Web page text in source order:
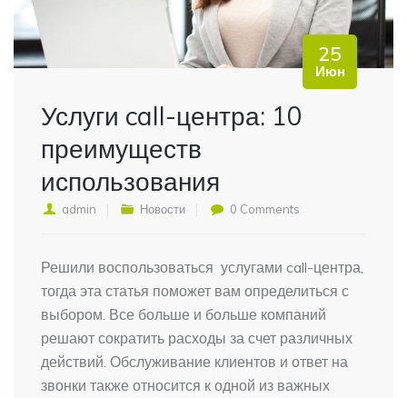
25
Июн
Услуги call-центра: 10
преимуществ
использования
admin Новости 0 Comments
Решили воспользоваться услугами call-центра,
тогда эта статья поможет вам определиться с
выбором. Все больше и больше компаний
решают сократить расходы за счет различных
действий. Обслуживание клиентов и ответ на
звонки также относится к одной из важных